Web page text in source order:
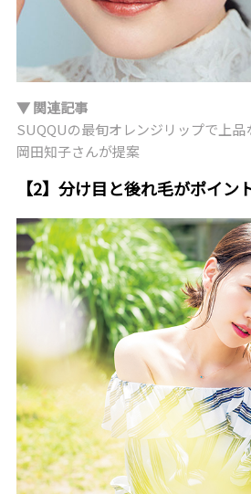
▼ 関連記事
SUQQUの最旬オレンジリップで上
岡田知子さんが提案
【2】分け目と後れ毛がポイン